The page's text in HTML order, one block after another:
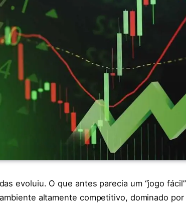
evoluiu. O que antes parecia um “jogo
altamente competitivo, dominado